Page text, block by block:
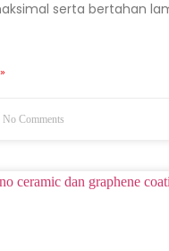
serta bertahan
No Comments